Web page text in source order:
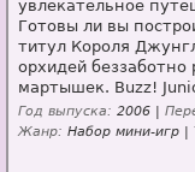
увлекательное
Готовы ли вы
титул Короля
орхидей
мартышек. Buzz!
Год выпуска: 2006 |
Жанр: Набор мини-игр |